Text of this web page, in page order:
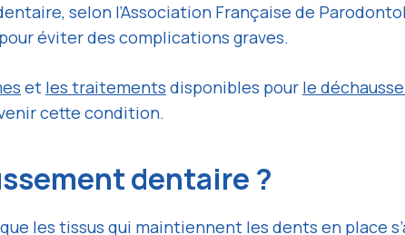
selon l’Association Française de
éviter des complications graves.
et les traitements disponibles pour le
cette condition.
dentaire ?
les tissus qui maintiennent les dents en place